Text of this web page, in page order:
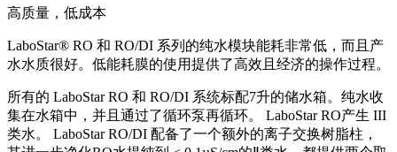
高质量，低成本
LaboStar® RO 和 RO/DI 系列的纯水模块能耗非常低，而且产
水水质很好。低能耗膜的使用提供了高效且经济的操作过程。
所有的 LaboStar RO 和 RO/DI 系统标配7升的储水箱。纯水收
集在水箱中，并且通过了循环泵再循环。 LaboStar RO产生 III
类水。 LaboStar RO/DI 配备了一个额外的离子交换树脂柱，